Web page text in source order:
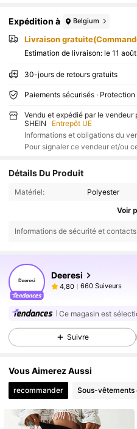
Expédition à Belgium
Livraison
Estimation de livraison: le 11
30-jours de retours gratuits
Paiements sécurisés ·
Vendu et expédié par le vendeur
SHEIN
Entrepôt UE
Informations et obligations du
Pour signaler ce vendeur et/ou
Détails Du Produit
Matériel: Polyester
Voir
Informations de sécurité et contacts
Deeresi
4,80 660 Suiveurs
Ce magasin est
Suivre
Vous Aimerez Aussi
recommander Sous-